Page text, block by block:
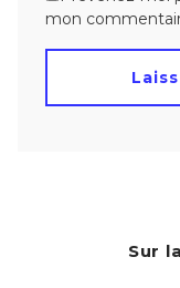
mon
Sur